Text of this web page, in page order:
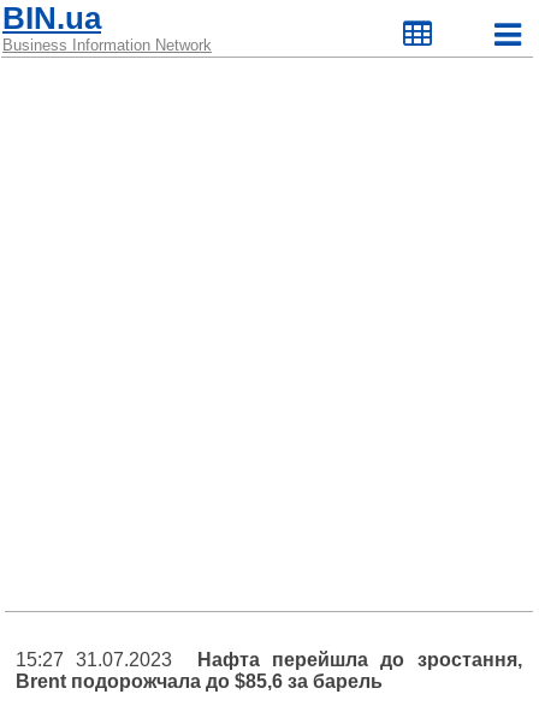
BIN.ua
Business Information Network
15:27 31.07.2023
Нафта перейшла до зростання,
Brent подорожчала до $85,6 за барель